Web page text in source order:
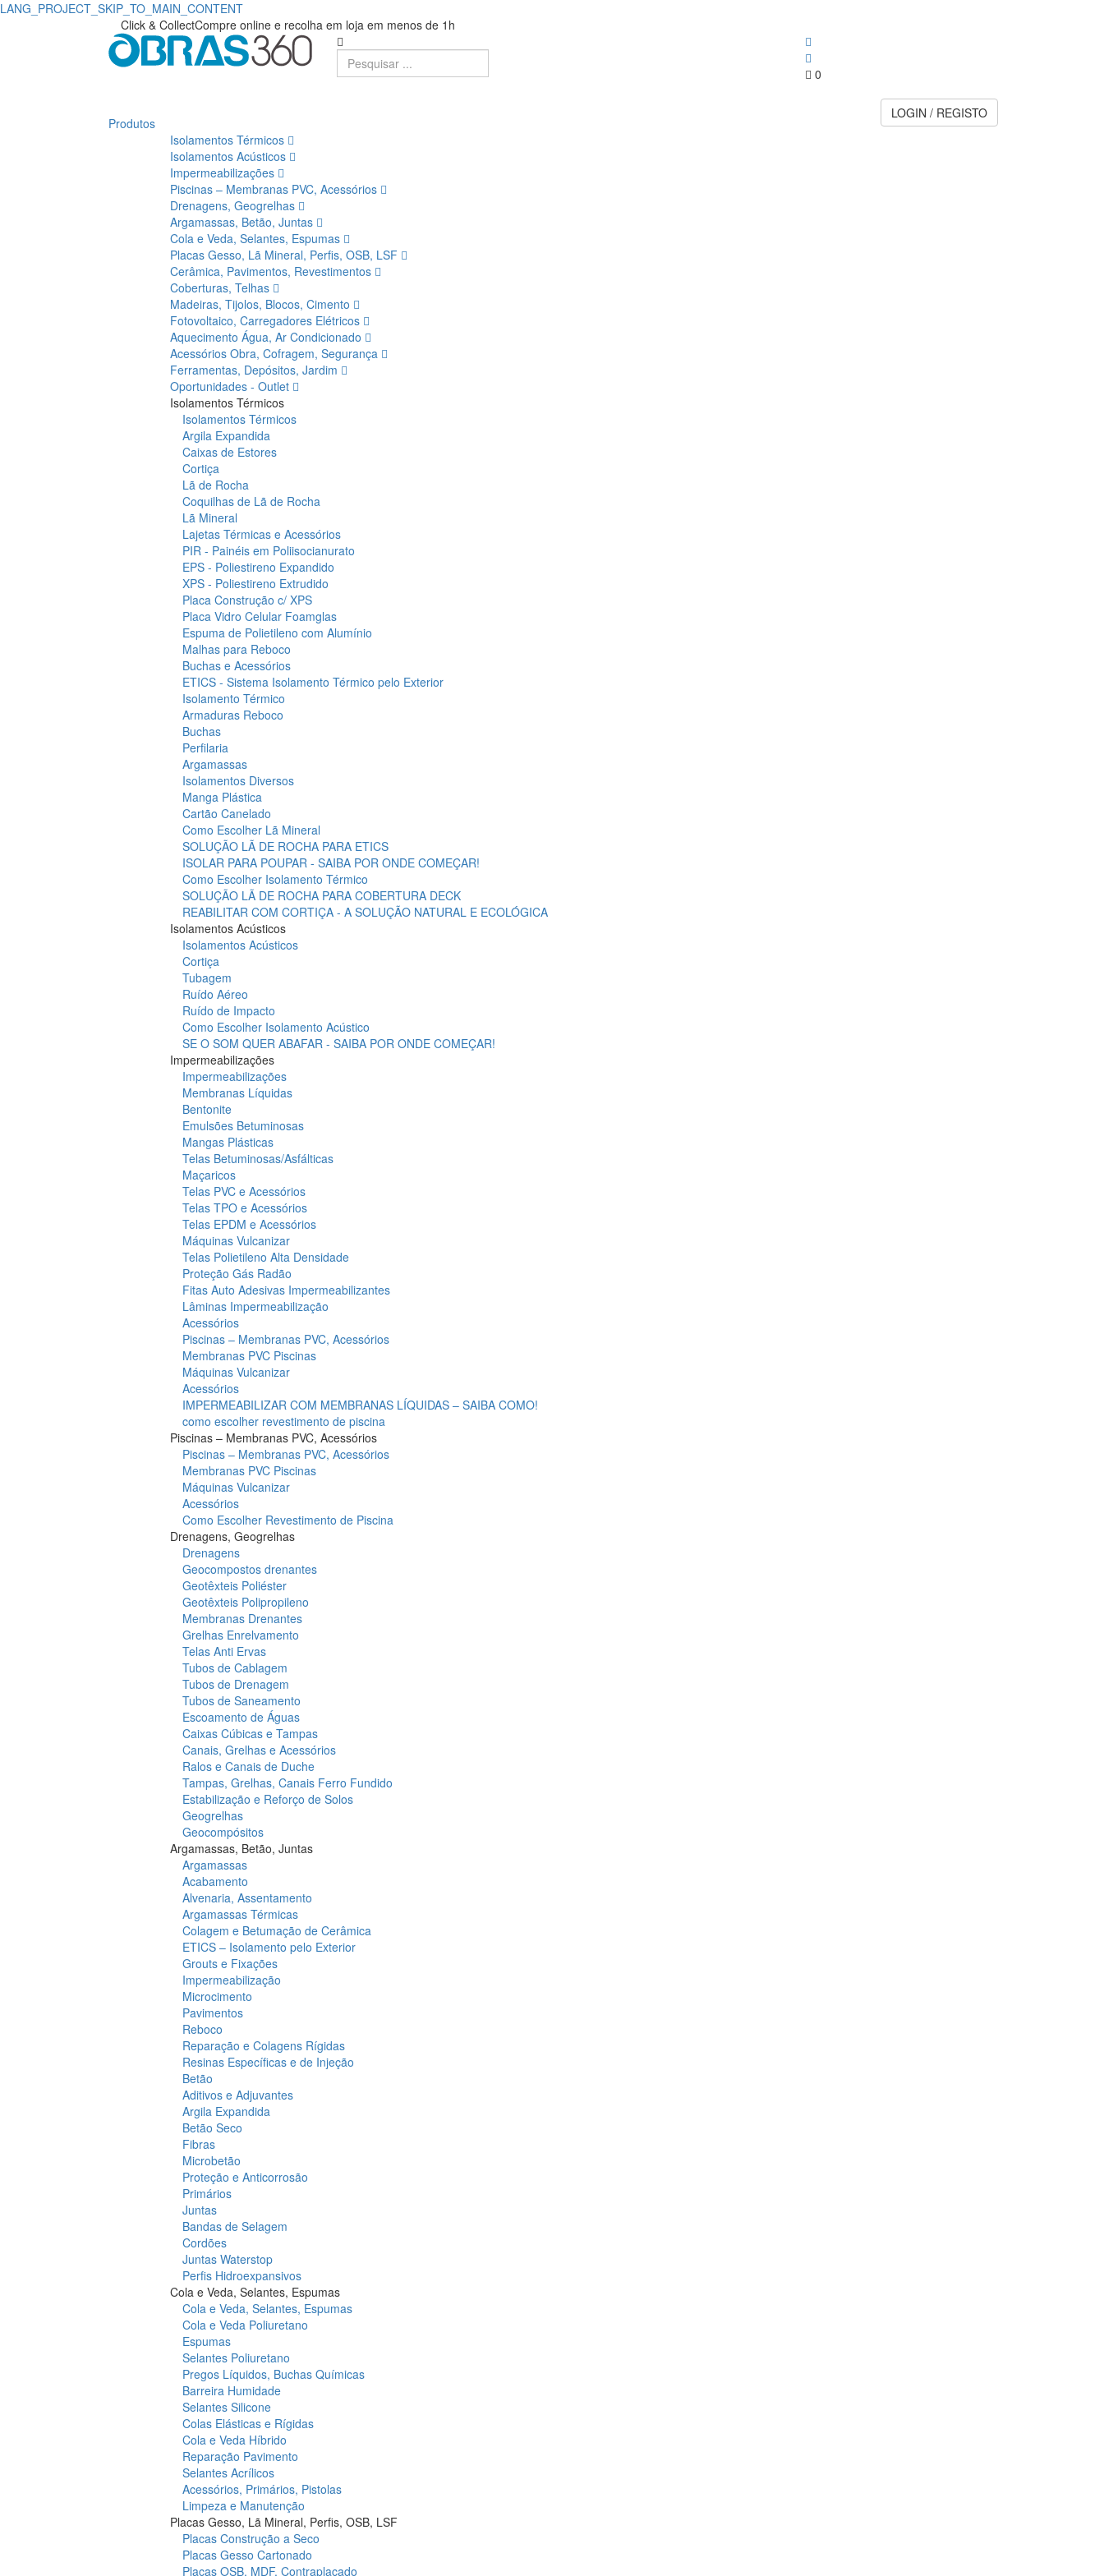
LANG_PROJECT_SKIP_TO_MAIN_CONTENT
Click & CollectCompre online e recolha em loja em menos de 1h
0
Produtos
Isolamentos Térmicos
Isolamentos Acústicos
Impermeabilizações
Piscinas – Membranas PVC, Acessórios
Drenagens, Geogrelhas
Argamassas, Betão, Juntas
Cola e Veda, Selantes, Espumas
Placas Gesso, Lã Mineral, Perfis, OSB, LSF
Cerâmica, Pavimentos, Revestimentos
Coberturas, Telhas
Madeiras, Tijolos, Blocos, Cimento
Fotovoltaico, Carregadores Elétricos
Aquecimento Água, Ar Condicionado
Acessórios Obra, Cofragem, Segurança
Ferramentas, Depósitos, Jardim
Oportunidades - Outlet
Isolamentos Térmicos
Isolamentos Térmicos
Argila Expandida
Caixas de Estores
Cortiça
Lã de Rocha
Coquilhas de Lã de Rocha
Lã Mineral
Lajetas Térmicas e Acessórios
PIR - Painéis em Poliisocianurato
EPS - Poliestireno Expandido
XPS - Poliestireno Extrudido
Placa Construção c/ XPS
Placa Vidro Celular Foamglas
Espuma de Polietileno com Alumínio
Malhas para Reboco
Buchas e Acessórios
ETICS - Sistema Isolamento Térmico pelo Exterior
Isolamento Térmico
Armaduras Reboco
Buchas
Perfilaria
Argamassas
Isolamentos Diversos
Manga Plástica
Cartão Canelado
Como Escolher Lã Mineral
SOLUÇÃO LÃ DE ROCHA PARA ETICS
ISOLAR PARA POUPAR - SAIBA POR ONDE COMEÇAR!
Como Escolher Isolamento Térmico
SOLUÇÃO LÃ DE ROCHA PARA COBERTURA DECK
REABILITAR COM CORTIÇA - A SOLUÇÃO NATURAL E ECOLÓGICA
Isolamentos Acústicos
Isolamentos Acústicos
Cortiça
Tubagem
Ruído Aéreo
Ruído de Impacto
Como Escolher Isolamento Acústico
SE O SOM QUER ABAFAR - SAIBA POR ONDE COMEÇAR!
Impermeabilizações
Impermeabilizações
Membranas Líquidas
Bentonite
Emulsões Betuminosas
Mangas Plásticas
Telas Betuminosas/Asfálticas
Maçaricos
Telas PVC e Acessórios
Telas TPO e Acessórios
Telas EPDM e Acessórios
Máquinas Vulcanizar
Telas Polietileno Alta Densidade
Proteção Gás Radão
Fitas Auto Adesivas Impermeabilizantes
Lâminas Impermeabilização
Acessórios
Piscinas – Membranas PVC, Acessórios
Membranas PVC Piscinas
Máquinas Vulcanizar
Acessórios
IMPERMEABILIZAR COM MEMBRANAS LÍQUIDAS – SAIBA COMO!
como escolher revestimento de piscina
Piscinas – Membranas PVC, Acessórios
Piscinas – Membranas PVC, Acessórios
Membranas PVC Piscinas
Máquinas Vulcanizar
Acessórios
Como Escolher Revestimento de Piscina
Drenagens, Geogrelhas
Drenagens
Geocompostos drenantes
Geotêxteis Poliéster
Geotêxteis Polipropileno
Membranas Drenantes
Grelhas Enrelvamento
Telas Anti Ervas
Tubos de Cablagem
Tubos de Drenagem
Tubos de Saneamento
Escoamento de Águas
Caixas Cúbicas e Tampas
Canais, Grelhas e Acessórios
Ralos e Canais de Duche
Tampas, Grelhas, Canais Ferro Fundido
Estabilização e Reforço de Solos
Geogrelhas
Geocompósitos
Argamassas, Betão, Juntas
Argamassas
Acabamento
Alvenaria, Assentamento
Argamassas Térmicas
Colagem e Betumação de Cerâmica
ETICS – Isolamento pelo Exterior
Grouts e Fixações
Impermeabilização
Microcimento
Pavimentos
Reboco
Reparação e Colagens Rígidas
Resinas Específicas e de Injeção
Betão
Aditivos e Adjuvantes
Argila Expandida
Betão Seco
Fibras
Microbetão
Proteção e Anticorrosão
Primários
Juntas
Bandas de Selagem
Cordões
Juntas Waterstop
Perfis Hidroexpansivos
Cola e Veda, Selantes, Espumas
Cola e Veda, Selantes, Espumas
Cola e Veda Poliuretano
Espumas
Selantes Poliuretano
Pregos Líquidos, Buchas Químicas
Barreira Humidade
Selantes Silicone
Colas Elásticas e Rígidas
Cola e Veda Híbrido
Reparação Pavimento
Selantes Acrílicos
Acessórios, Primários, Pistolas
Limpeza e Manutenção
Placas Gesso, Lã Mineral, Perfis, OSB, LSF
Placas Construção a Seco
Placas Gesso Cartonado
Placas OSB, MDF, Contraplacado
LOGIN / REGISTO